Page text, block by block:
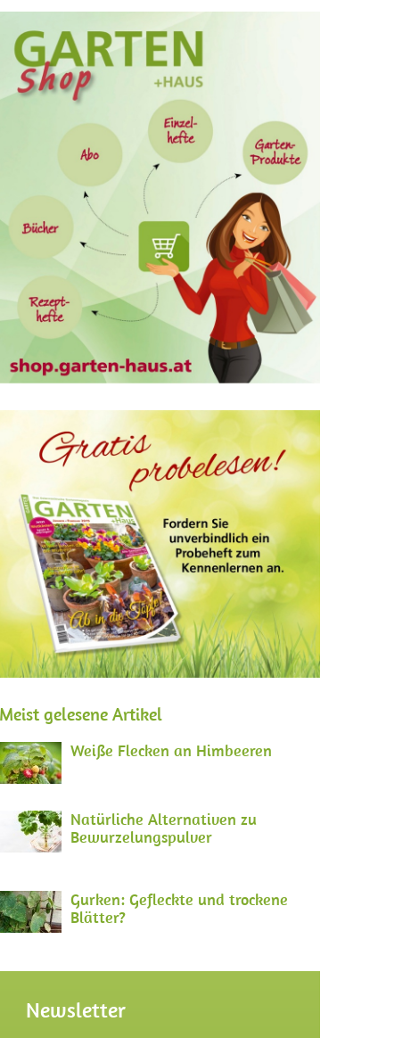
Meist gelesene Artikel
Weiße Flecken an Himbeeren
Natürliche Alternativen zu
Bewurzelungspulver
Gurken: Gefleckte und trockene
Blätter?
Newsletter